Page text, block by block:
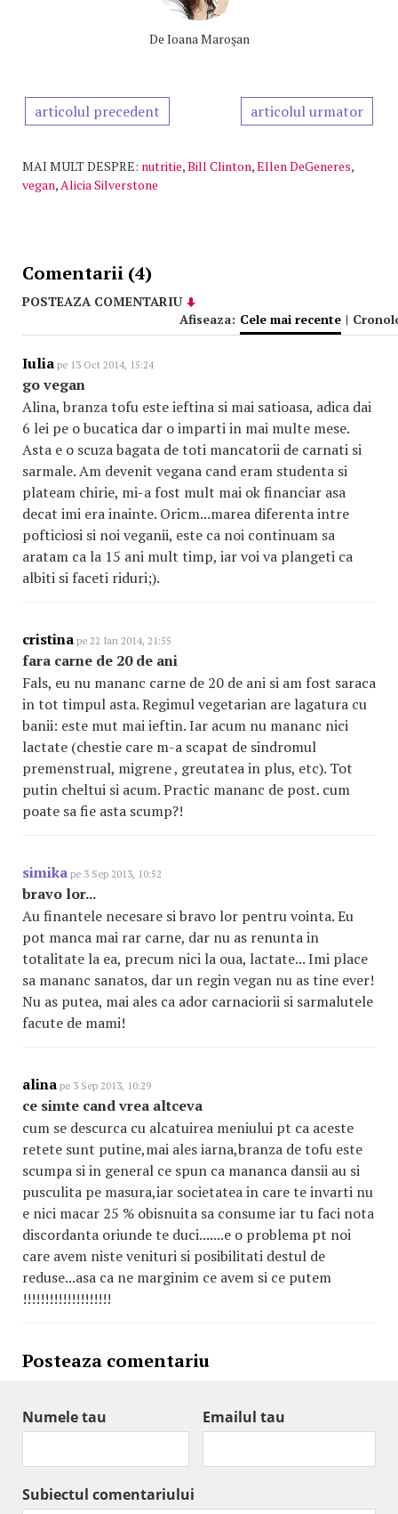
De Ioana Maroşan
articolul precedent articolul urmator
MAI MULT DESPRE: nutritie,Bill Clinton,Ellen DeGeneres,
vegan,Alicia Silverstone
Comentarii (4)
POSTEAZA COMENTARIU
Afiseaza: Cele mai recente |
Iulia pe 13 Oct 2014, 15:24
go vegan
Alina, branza tofu este ieftina si mai satioasa, adica dai
6 lei pe o bucatica dar o imparti in mai multe mese.
Asta e o scuza bagata de toti mancatorii de carnati si
sarmale. Am devenit vegana cand eram studenta si
plateam chirie, mi-a fost mult mai ok financiar asa
decat imi era inainte. Oricm...marea diferenta intre
pofticiosi si noi veganii, este ca noi continuam sa
aratam ca la 15 ani mult timp, iar voi va plangeti ca
albiti si faceti riduri;).
cristina pe 22 Ian 2014, 21:55
fara carne de 20 de ani
Fals, eu nu mananc carne de 20 de ani si am fost saraca
in tot timpul asta. Regimul vegetarian are lagatura cu
banii: este mut mai ieftin. Iar acum nu mananc nici
lactate (chestie care m-a scapat de sindromul
premenstrual, migrene , greutatea in plus, etc). Tot
putin cheltui si acum. Practic mananc de post. cum
poate sa fie asta scump?!
simika pe 3 Sep 2013, 10:52
bravo lor...
Au finantele necesare si bravo lor pentru vointa. Eu
pot manca mai rar carne, dar nu as renunta in
totalitate la ea, precum nici la oua, lactate... Imi place
sa mananc sanatos, dar un regin vegan nu as tine ever!
Nu as putea, mai ales ca ador carnaciorii si sarmalutele
facute de mami!
alina pe 3 Sep 2013, 10:29
ce simte cand vrea altceva
cum se descurca cu alcatuirea meniului pt ca aceste
retete sunt putine,mai ales iarna,branza de tofu este
scumpa si in general ce spun ca mananca dansii au si
pusculita pe masura,iar societatea in care te invarti nu
e nici macar 25 % obisnuita sa consume iar tu faci nota
discordanta oriunde te duci.......e o problema pt noi
care avem niste venituri si posibilitati destul de
reduse...asa ca ne marginim ce avem si ce putem
!!!!!!!!!!!!!!!!!!!!
Posteaza comentariu
Numele tau Emailul tau
Subiectul comentariului